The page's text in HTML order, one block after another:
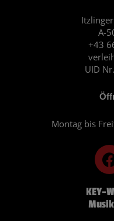
KEY-
c
A-
+43
UID
Montag bis